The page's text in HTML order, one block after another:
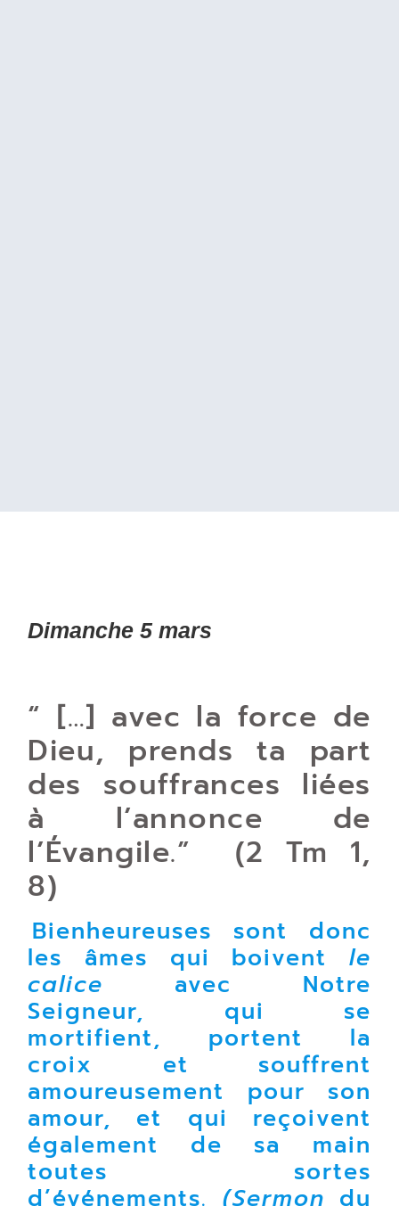
Dimanche 5 mars
“ […] avec la force de
Dieu, prends ta part
des souffrances liées
à l’annonce de
l’Évangile.” (2 Tm 1,
8)
Bienheureuses sont donc
les âmes qui boivent le
calice avec Notre
Seigneur, qui se
mortifient, portent la
croix et souffrent
amoureusement pour son
amour, et qui reçoivent
également de sa main
toutes sortes
d’événements. (Sermon du